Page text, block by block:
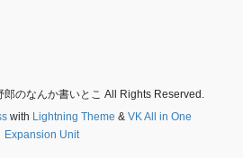
のなんか書いとこ All Rights Reserved.
with Lightning Theme & VK All in One
Expansion Unit